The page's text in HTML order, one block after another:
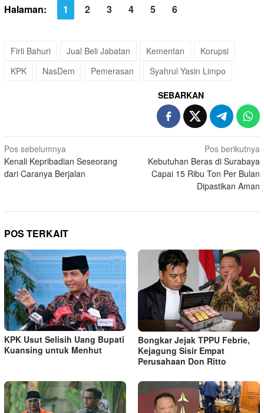
Halaman: 1 2 3 4 5 6
Firli Bahuri Jual Beli Jabatan Kementan
Korupsi
KPK
NasDem Pemerasan Syahrul Yasin Limpo
SEBARKAN
Navigasi
pos
Pos sebelumnya
Kenali Kepribadian Seseorang
dari Caranya Berjalan
Pos berikutnya
Kebutuhan Beras di Surabaya
Capai 15 Ribu Ton Per Bulan
Dipastikan Aman
POS TERKAIT
KPK Usut Selisih Uang Bupati
Kuansing untuk Menhut
Bongkar Jejak TPPU Febrie,
Kejagung Sisir Empat
Perusahaan Don Ritto